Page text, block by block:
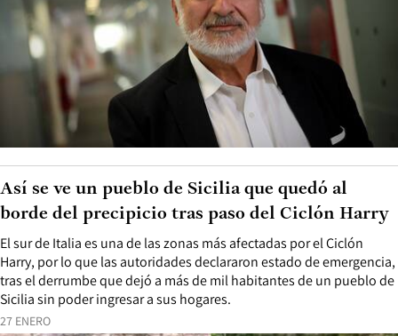
27 ENERO
El sur de Italia es una de las zonas más afectadas por el Ciclón
Harry, por lo que las autoridades declararon estado de emergencia,
tras el derrumbe que dejó a más de mil habitantes de un pueblo de
Sicilia sin poder ingresar a sus hogares.
Así se ve un pueblo de Sicilia que quedó al
borde del precipicio tras paso del Ciclón Harry